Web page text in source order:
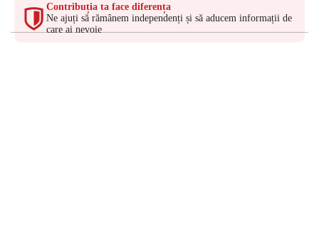
Contribuția ta face diferența
Ne ajuți să rămânem independenți și să aducem informații de
care ai nevoie